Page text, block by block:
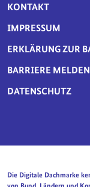
KONTAKT
IMPRESSUM
ERKLÄRUNG ZUR
BARRIERE MELDEN
DATENSCHUTZ
Die Digitale Dachmarke